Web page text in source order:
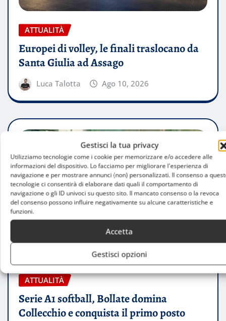
Gestisci la tua privacy
Utilizziamo tecnologie come i cookie per memorizzare e/o accedere alle
informazioni del dispositivo. Lo facciamo per migliorare l'esperienza di
navigazione e per mostrare annunci (non) personalizzati. Il consenso a
tecnologie ci consentirà di elaborare dati quali il comportamento di
navigazione o gli ID univoci su questo sito. Il mancato consenso o la revoca
del consenso possono influire negativamente su alcune caratteristiche e
funzioni.
Accetta
Gestisci opzioni
ATTUALITÀ
Europei di volley, le finali traslocano da
Santa Giulia ad Assago
Luca Talotta Ago 10, 2026
ATTUALITÀ
Serie A1 softball, Bollate domina
Collecchio e conquista il primo posto